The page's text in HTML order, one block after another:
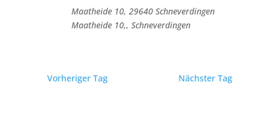
Maatheide 10, 29640 Schneverdingen
Maatheide 10,, Schneverdingen
Vorheriger Tag Nächster Tag